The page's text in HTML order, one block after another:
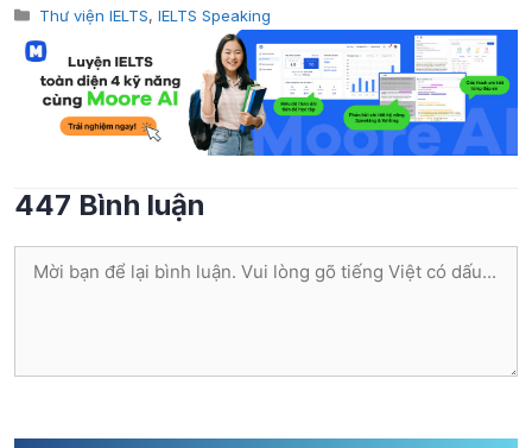
Categories
Thư viện IELTS, IELTS Speaking
447 Bình luận
Bình